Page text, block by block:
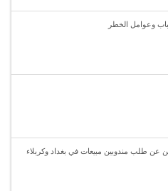
وعوامل الخطر
عن طلب مندوبين مبيعات في بغداد وكربلاء